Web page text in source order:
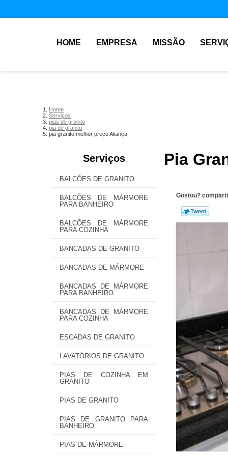
HOME EMPRESA MISSÃO
Home
Serviços
pias de granito
pia de granito
pia granito melhor preço Aliança
Serviços
BALCÕES DE GRANITO
BALCÕES DE MÁRMORE
PARA BANHEIRO
BALCÕES DE MÁRMORE
PARA COZINHA
BANCADAS DE GRANITO
BANCADAS DE MÁRMORE
BANCADAS DE MÁRMORE
PARA BANHEIRO
BANCADAS DE MÁRMORE
PARA COZINHA
ESCADAS DE GRANITO
LAVATÓRIOS DE GRANITO
PIAS DE COZINHA EM
GRANITO
PIAS DE GRANITO
PIAS DE GRANITO PARA
BANHEIRO
PIAS DE MÁRMORE
Pia
Gostou?